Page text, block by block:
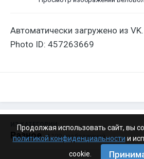
Автоматически загружено из
Photo ID: 457263669
ИЗ КАТЕГОРИИ:
Разное · 4 199 изображений
Продолжая использовать сайт, вы
политикой конфиденциальности и
cookie.